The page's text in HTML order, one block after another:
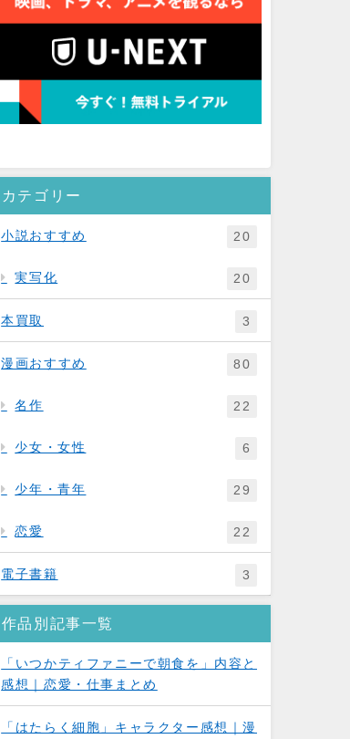
カテゴリー
小説おすすめ 20
実写化 20
本買取 3
漫画おすすめ 80
名作 22
少女・女性 6
少年・青年 29
恋愛 22
電子書籍 3
作品別記事一覧
「いつかティファニーで朝食を」内容と
感想｜恋愛・仕事まとめ
「はたらく細胞」キャラクター感想｜漫